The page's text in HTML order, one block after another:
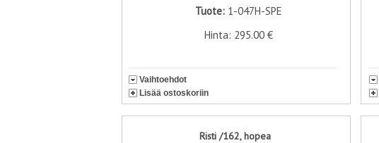
Tuote: 1-047H-SPE
Hinta: 295.00 €
Vaihtoehdot
Lisää ostoskoriin
Risti /162, hopea